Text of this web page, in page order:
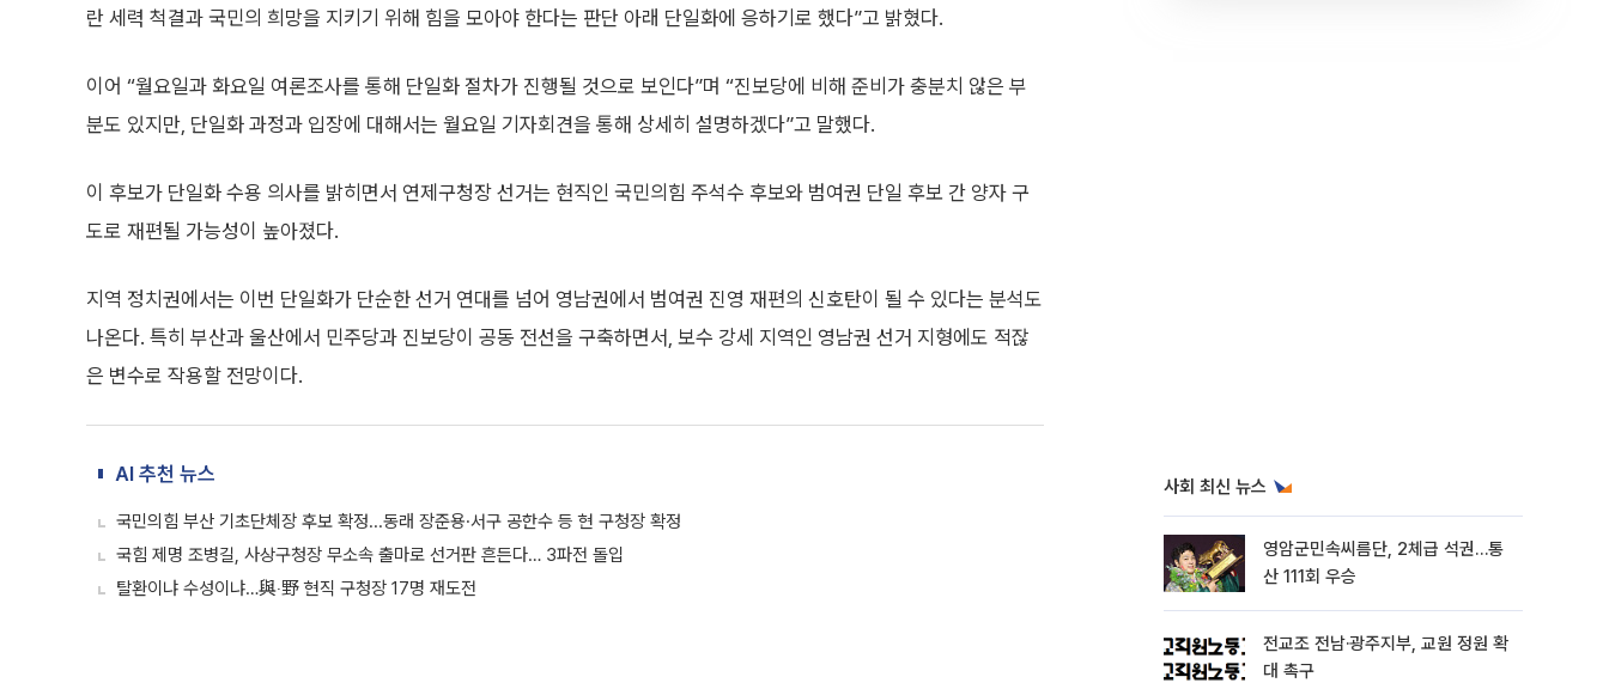
란 세력 척결과 국민의 희망을 지키기 위해 힘을 모아야 한다는 판단 아래 단일화에 응하기로 했다”고 밝혔다.
이어 “월요일과 화요일 여론조사를 통해 단일화 절차가 진행될 것으로 보인다”며 “진보당에 비해 준비가 충분치 않은 부
분도 있지만, 단일화 과정과 입장에 대해서는 월요일 기자회견을 통해 상세히 설명하겠다”고 말했다.
이 후보가 단일화 수용 의사를 밝히면서 연제구청장 선거는 현직인 국민의힘 주석수 후보와 범여권 단일 후보 간 양자 구
도로 재편될 가능성이 높아졌다.
지역 정치권에서는 이번 단일화가 단순한 선거 연대를 넘어 영남권에서 범여권 진영 재편의 신호탄이 될 수 있다는 분석도
나온다. 특히 부산과 울산에서 민주당과 진보당이 공동 전선을 구축하면서, 보수 강세 지역인 영남권 선거 지형에도 적잖
은 변수로 작용할 전망이다.
AI 추천 뉴스
국민의힘 부산 기초단체장 후보 확정...동래 장준용·서구 공한수 등 현 구청장 확정
국힘 제명 조병길, 사상구청장 무소속 출마로 선거판 흔든다… 3파전 돌입
탈환이냐 수성이냐…與‧野 현직 구청장 17명 재도전
사회 최신 뉴스
영암군민속씨름단, 2체급 석권…통
산 111회 우승
전교조 전남·광주지부, 교원 정원 확
대 촉구